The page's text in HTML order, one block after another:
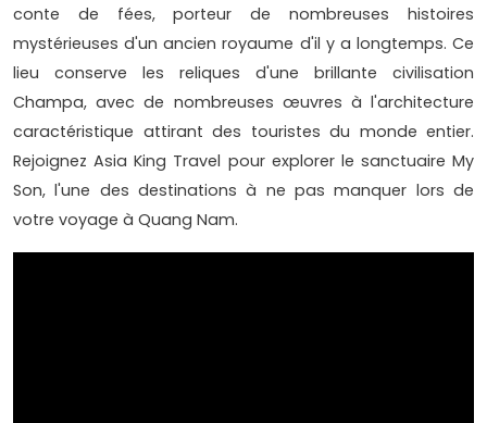
conte de fées, porteur de nombreuses histoires
mystérieuses d'un ancien royaume d'il y a longtemps. Ce
lieu conserve les reliques d'une brillante civilisation
Champa, avec de nombreuses œuvres à l'architecture
caractéristique attirant des touristes du monde entier.
Rejoignez Asia King Travel pour explorer le sanctuaire My
Son, l'une des destinations à ne pas manquer lors de
votre voyage à Quang Nam.